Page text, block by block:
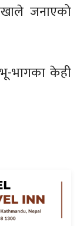
जनाएको
भागका केही